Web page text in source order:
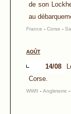
de son
au
France - Corse -
AOÛT
14/08
Corse.
WWII - Angleterre -